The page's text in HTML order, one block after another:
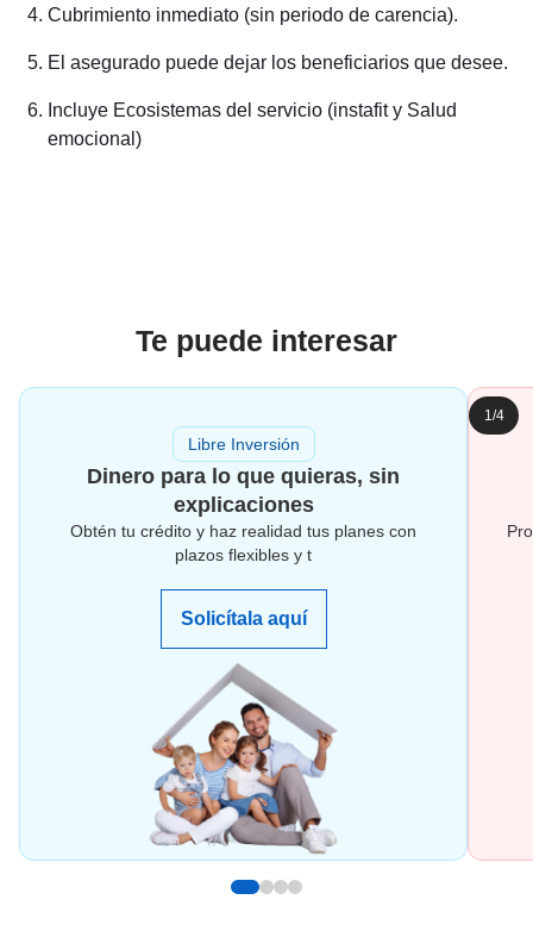
Cubrimiento inmediato (sin periodo de carencia).
El asegurado puede dejar los beneficiarios que desee.
Incluye Ecosistemas del servicio (instafit y Salud
emocional)
Te puede interesar
1/4
Libre Inversión
Dinero para lo que quieras, sin
explicaciones
Obtén tu crédito y haz realidad tus planes con
plazos flexibles y t
Solicítala aquí